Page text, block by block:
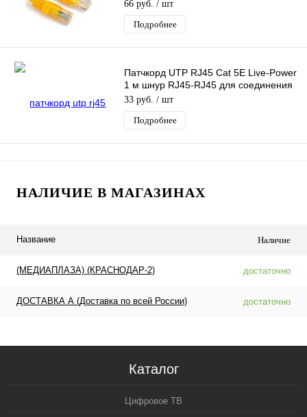
66 руб. / шт
Подробнее
Патчкорд UTP RJ45 Cat 5E Live-Power
1 м шнур RJ45-RJ45 для соединения
сетевых устройств
33 руб. / шт
Подробнее
НАЛИЧИЕ В МАГАЗИНАХ
Название Наличие
(МЕДИАПЛАЗА) (КРАСНОДАР-2) достаточно
ДОСТАВКА А (Доставка по всей России) достаточно
Каталог
Цифровое ТВ